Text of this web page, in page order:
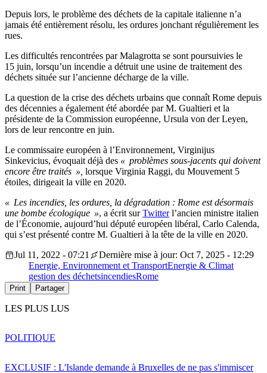
Depuis lors, le problème des déchets de la capitale italienne n’a
jamais été entièrement résolu, les ordures jonchant régulièrement les
rues.
Les difficultés rencontrées par Malagrotta se sont poursuivies le
15 juin, lorsqu’un incendie a détruit une usine de traitement des
déchets située sur l’ancienne décharge de la ville.
La question de la crise des déchets urbains que connaît Rome depuis
des décennies a également été abordée par M. Gualtieri et la
présidente de la Commission européenne, Ursula von der Leyen,
lors de leur rencontre en juin.
Le commissaire européen à l’Environnement, Virginijus
Sinkevicius, évoquait déjà des « problèmes sous-jacents qui doivent
encore être traités », lorsque Virginia Raggi, du Mouvement 5
étoiles, dirigeait la ville en 2020.
« Les incendies, les ordures, la dégradation : Rome est désormais
une bombe écologique », a écrit surTwitterl’ancien ministre italien
de l’Économie, aujourd’hui député européen libéral, Carlo Calenda,
qui s’est présenté contre M. Gualtieri à la tête de la ville en 2020.
Jul 11, 2022 - 07:21
Dernière mise à jour: Oct 7, 2025 - 12:29
Energie, Environnement et TransportEnergie & Climat
gestion des déchetsincendiesRome
Print Partager
LES PLUS LUS
EXCLUSIF : L'Islande demande à Bruxelles de ne pas s'immiscer
POLITIQUE